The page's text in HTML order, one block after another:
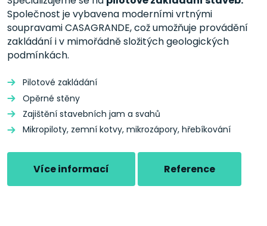
Společnost je vybavena moderními vrtnými
soupravami CASAGRANDE, což umožňuje provádění
zakládání i v mimořádně složitých geologických
podmínkách.
Pilotové zakládání
Opěrné stěny
Zajištění stavebních jam a svahů
Mikropiloty, zemní kotvy, mikrozápory, hřebíkování
Více informací Reference